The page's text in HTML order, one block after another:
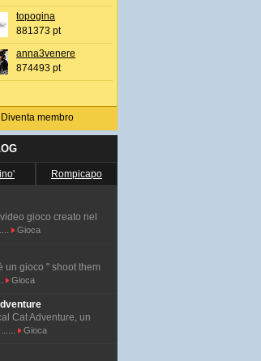
topogina
881373 pt
anna3venere
874493 pt
Diventa membro
Rompicapo
gioco creato nel
Gioca
un gioco " shoot them
Gioca
Cat Adventure, un
Gioca